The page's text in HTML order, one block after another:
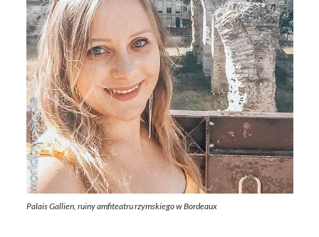
Palais Gallien, ruiny amfiteatru rzymskiego w Bordeaux